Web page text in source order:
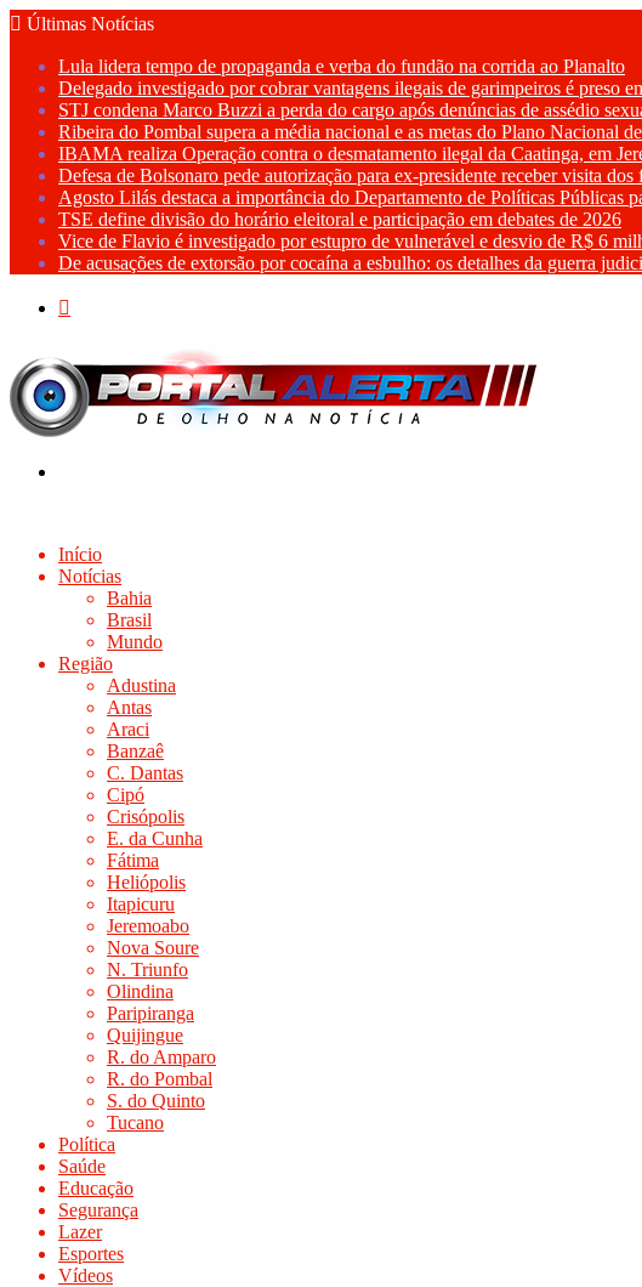
Últimas Notícias
Lula lidera tempo de propaganda e verba do fundão na corrida ao Planalto
Delegado investigado por cobrar vantagens ilegais de garimpeiros é preso
STJ condena Marco Buzzi a perda do cargo após denúncias de assédio
Ribeira do Pombal supera a média nacional e as metas do Plano Nacional
IBAMA realiza Operação contra o desmatamento ilegal da Caatinga, em
Defesa de Bolsonaro pede autorização para ex-presidente receber visita
Agosto Lilás destaca a importância do Departamento de Políticas Públicas
TSE define divisão do horário eleitoral e participação em debates de 2026
Vice de Flavio é investigado por estupro de vulnerável e desvio de R$ 6
De acusações de extorsão por cocaína a esbulho: os detalhes da guerra
Início
Notícias
Bahia
Brasil
Mundo
Região
Adustina
Antas
Araci
Banzaê
C. Dantas
Cipó
Crisópolis
E. da Cunha
Fátima
Heliópolis
Itapicuru
Jeremoabo
Nova Soure
N. Triunfo
Olindina
Paripiranga
Quijingue
R. do Amparo
R. do Pombal
S. do Quinto
Tucano
Política
Saúde
Educação
Segurança
Lazer
Esportes
Vídeos